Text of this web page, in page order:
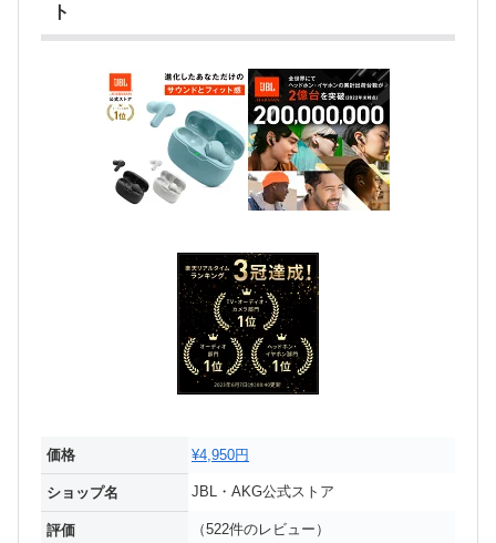
ト
価格 ¥4,950円
ショップ名 JBL・AKG公式ストア
評価 （522件のレビュー）